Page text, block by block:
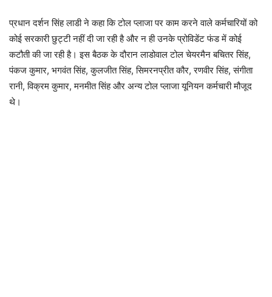
प्रधान दर्शन सिंह लाडी ने कहा कि टोल प्लाजा पर काम करने वाले कर्मचारियों को
कोई सरकारी छुट्टी नहीं दी जा रही है और न ही उनके प्रोविडेंट फंड में कोई
कटौती की जा रही है। इस बैठक के दौरान लाडोवाल टोल चेयरमैन बचितर सिंह,
पंकज कुमार, भगवंत सिंह, कुलजीत सिंह, सिमरनप्रीत कौर, रणवीर सिंह, संगीता
रानी, ​​विक्रम कुमार, मनमीत सिंह और अन्य टोल प्लाजा यूनियन कर्मचारी मौजूद
थे।